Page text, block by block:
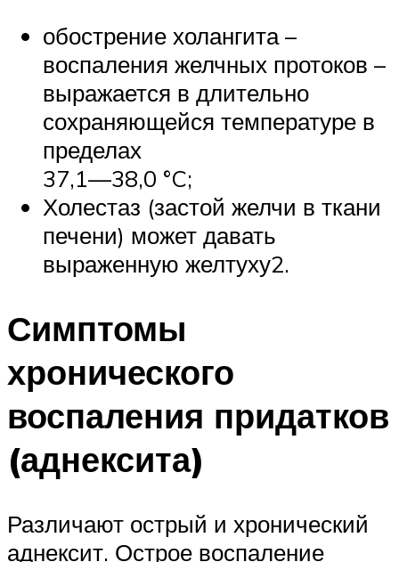
обострение холангита –
воспаления желчных протоков –
выражается в длительно
сохраняющейся температуре в
пределах
37,1—38,0 °C;
Холестаз (застой желчи в ткани
печени) может давать
выраженную желтуху2.
Симптомы
хронического
воспаления придатков
(аднексита)
Различают острый и хронический
аднексит. Острое воспаление